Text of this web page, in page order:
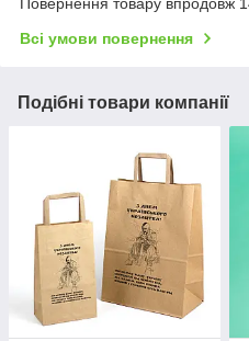
Повернення товару впродовж
Всі умови повернення
Подібні товари компанії